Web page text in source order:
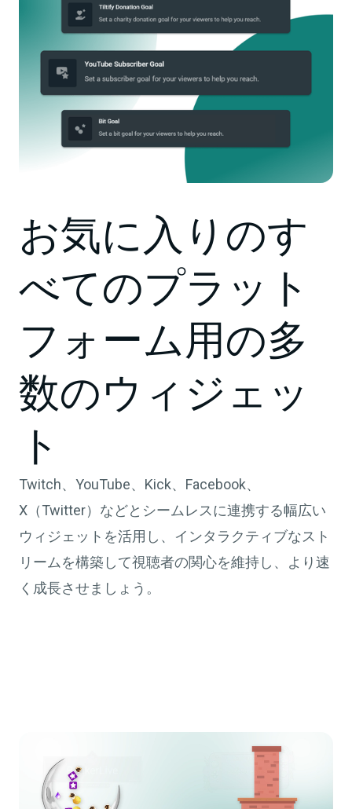
お気に入りのす
べてのプラット
フォーム用の多
数のウィジェッ
ト
Twitch、YouTube、Kick、Facebook、
X（Twitter）などとシームレスに連携する幅広い
ウィジェットを活用し、インタラクティブなスト
リームを構築して視聴者の関心を維持し、より速
く成長させましょう。